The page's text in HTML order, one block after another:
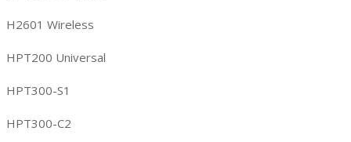
H2601 Wireless
HPT200 Universal
HPT300-S1
HPT300-C2